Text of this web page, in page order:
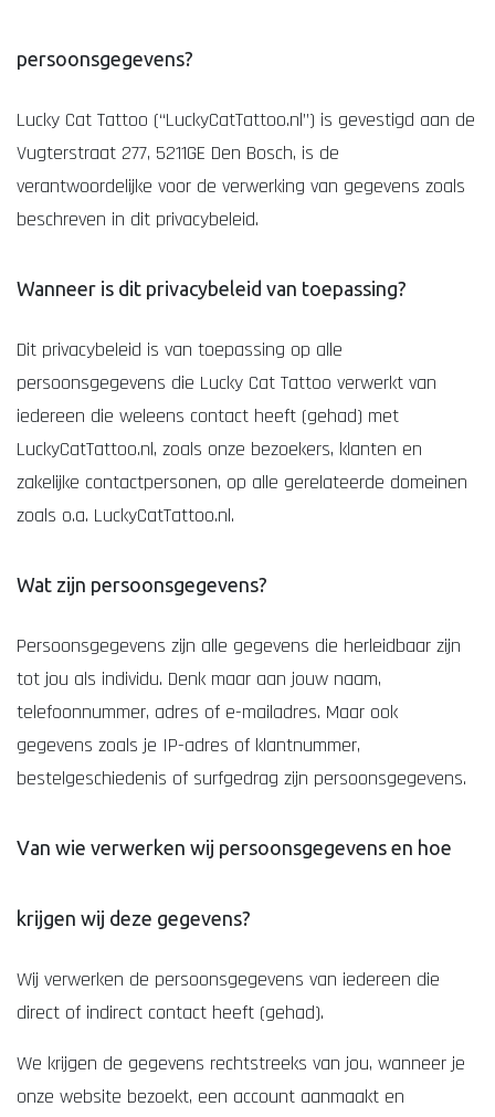
persoonsgegevens?
Lucky Cat Tattoo (“LuckyCatTattoo.nl”) is gevestigd aan de
Vugterstraat 277, 5211GE Den Bosch, is de
verantwoordelijke voor de verwerking van gegevens zoals
beschreven in dit privacybeleid.
Wanneer is dit privacybeleid van toepassing?
Dit privacybeleid is van toepassing op alle
persoonsgegevens die Lucky Cat Tattoo verwerkt van
iedereen die weleens contact heeft (gehad) met
LuckyCatTattoo.nl, zoals onze bezoekers, klanten en
zakelijke contactpersonen, op alle gerelateerde domeinen
zoals o.a. LuckyCatTattoo.nl.
Wat zijn persoonsgegevens?
Persoonsgegevens zijn alle gegevens die herleidbaar zijn
tot jou als individu. Denk maar aan jouw naam,
telefoonnummer, adres of e-mailadres. Maar ook
gegevens zoals je IP-adres of klantnummer,
bestelgeschiedenis of surfgedrag zijn persoonsgegevens.
Van wie verwerken wij persoonsgegevens en hoe
krijgen wij deze gegevens?
Wij verwerken de persoonsgegevens van iedereen die
direct of indirect contact heeft (gehad).
We krijgen de gegevens rechtstreeks van jou, wanneer je
onze website bezoekt, een account aanmaakt en